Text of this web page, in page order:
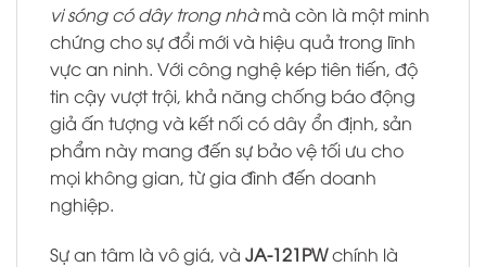
vi sóng có dây trong nhàmà còn là một minh
chứng cho sự đổi mới và hiệu quả trong lĩnh
vực an ninh. Với công nghệ kép tiên tiến, độ
tin cậy vượt trội, khả năng chống báo động
giả ấn tượng và kết nối có dây ổn định, sản
phẩm này mang đến sự bảo vệ tối ưu cho
mọi không gian, từ gia đình đến doanh
nghiệp.
Sự an tâm là vô giá, và JA-121PWchính là